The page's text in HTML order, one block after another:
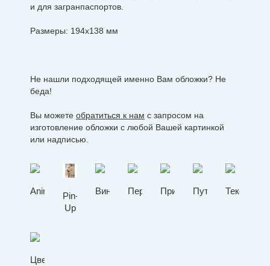
и для загранпаспортов.
Размеры: 194х138 мм
Не нашли подходящей именно Вам обложки? Не
беда!
Вы можете обратиться к нам с запросом на
изготовление обложки с любой Вашей картинкой
или надписью.
Animals
Pin-
Up
Винтаж ПерсонажиПриколыПутешествие
Текстуры
Цветочные